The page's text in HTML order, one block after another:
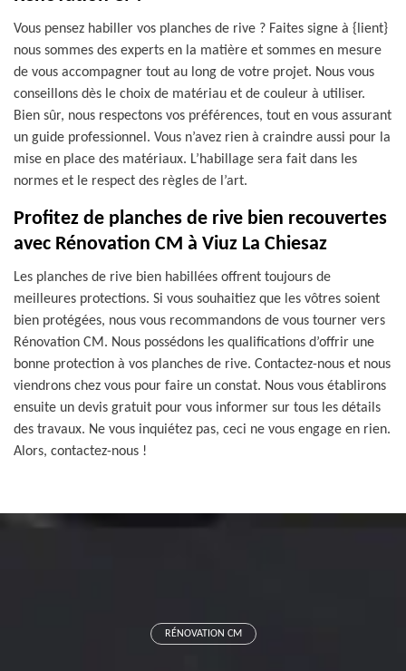
Vous pensez habiller vos planches de rive ? Faites signe à {lient}
nous sommes des experts en la matière et sommes en mesure
de vous accompagner tout au long de votre projet. Nous vous
conseillons dès le choix de matériau et de couleur à utiliser.
Bien sûr, nous respectons vos préférences, tout en vous assurant
un guide professionnel. Vous n’avez rien à craindre aussi pour la
mise en place des matériaux. L’habillage sera fait dans les
normes et le respect des règles de l’art.
Profitez de planches de rive bien recouvertes
avec Rénovation CM à Viuz La Chiesaz
Les planches de rive bien habillées offrent toujours de
meilleures protections. Si vous souhaitiez que les vôtres soient
bien protégées, nous vous recommandons de vous tourner vers
Rénovation CM. Nous possédons les qualifications d’offrir une
bonne protection à vos planches de rive. Contactez-nous et nous
viendrons chez vous pour faire un constat. Nous vous établirons
ensuite un devis gratuit pour vous informer sur tous les détails
des travaux. Ne vous inquiétez pas, ceci ne vous engage en rien.
Alors, contactez-nous !
RÉNOVATION CM